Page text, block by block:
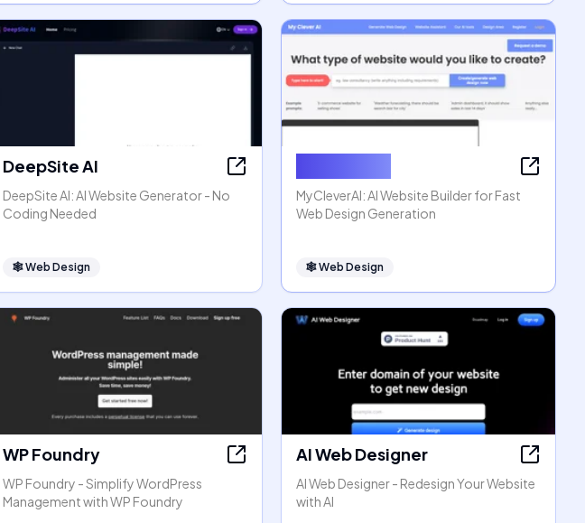
DeepSite AI
DeepSite AI: AI Website Generator - No
Coding Needed
🕸Web Design
MyCleverAI: AI Website Builder for Fast
Web Design Generation
🕸Web Design
WP Foundry
WP Foundry - Simplify WordPress
Management with WP Foundry
AI Web Designer
AI Web Designer - Redesign Your Website
with AI